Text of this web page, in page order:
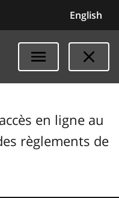
English
en ligne au
règlements de